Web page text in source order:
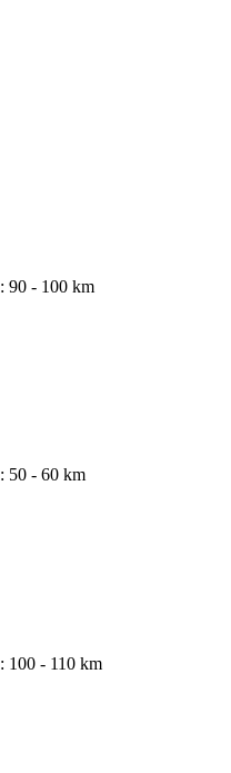
: 90 - 100 km
: 50 - 60 km
: 100 - 110 km